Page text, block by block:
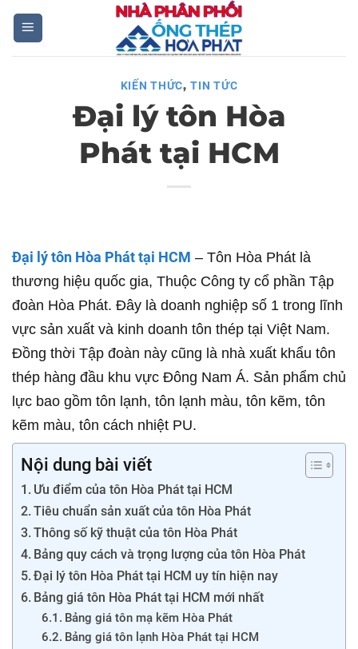
Skip
content
KIẾN THỨC,TIN TỨC
Đại lý tôn Hòa
Phát tại HCM
Đại lý tôn Hòa Phát tại HCM – Tôn Hòa Phát là
thương hiệu quốc gia, Thuộc Công ty cổ phần Tập
đoàn Hòa Phát. Đây là doanh nghiệp số 1 trong lĩnh
vực sản xuất và kinh doanh tôn thép tại Việt Nam.
Đồng thời Tập đoàn này cũng là nhà xuất khẩu tôn
thép hàng đầu khu vực Đông Nam Á. Sản phẩm chủ
lực bao gồm tôn lạnh, tôn lạnh màu, tôn kẽm, tôn
kẽm màu, tôn cách nhiệt PU.
Nội dung bài viết
Ưu điểm của tôn Hòa Phát tại HCM
Tiêu chuẩn sản xuất của tôn Hòa Phát
Thông số kỹ thuật của tôn Hòa Phát
Bảng quy cách và trọng lượng của tôn Hòa Phát
Đại lý tôn Hòa Phát tại HCM uy tín hiện nay
Bảng giá tôn Hòa Phát tại HCM mới nhất
Bảng giá tôn mạ kẽm Hòa Phát
Bảng giá tôn lạnh Hòa Phát tại HCM